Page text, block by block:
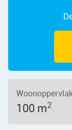
100 m2